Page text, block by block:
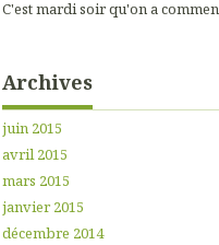
C'est mardi soir qu'on a
Archives
juin 2015
avril 2015
mars 2015
janvier 2015
décembre 2014